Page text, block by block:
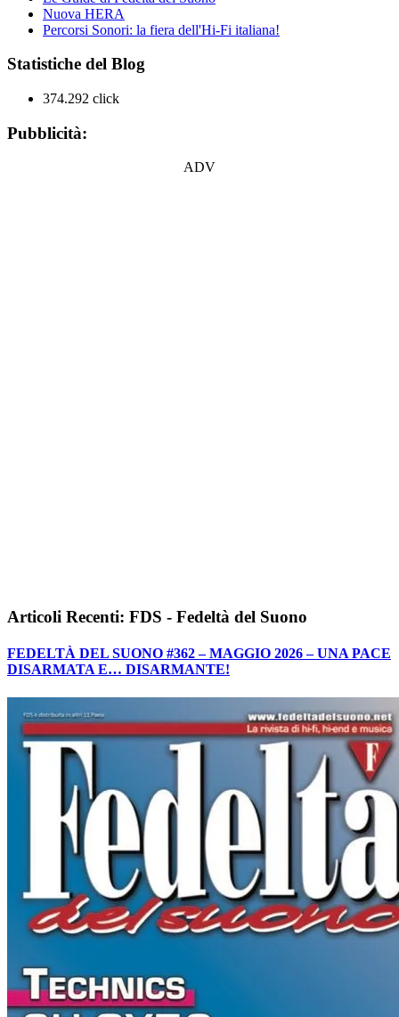
Nuova HERA
Percorsi Sonori: la fiera dell'Hi-Fi italiana!
Statistiche del Blog
374.292 click
Pubblicità:
ADV
Articoli Recenti: FDS - Fedeltà del Suono
FEDELTÀ DEL SUONO #362 – MAGGIO 2026 – UNA PACE
DISARMATA E… DISARMANTE!